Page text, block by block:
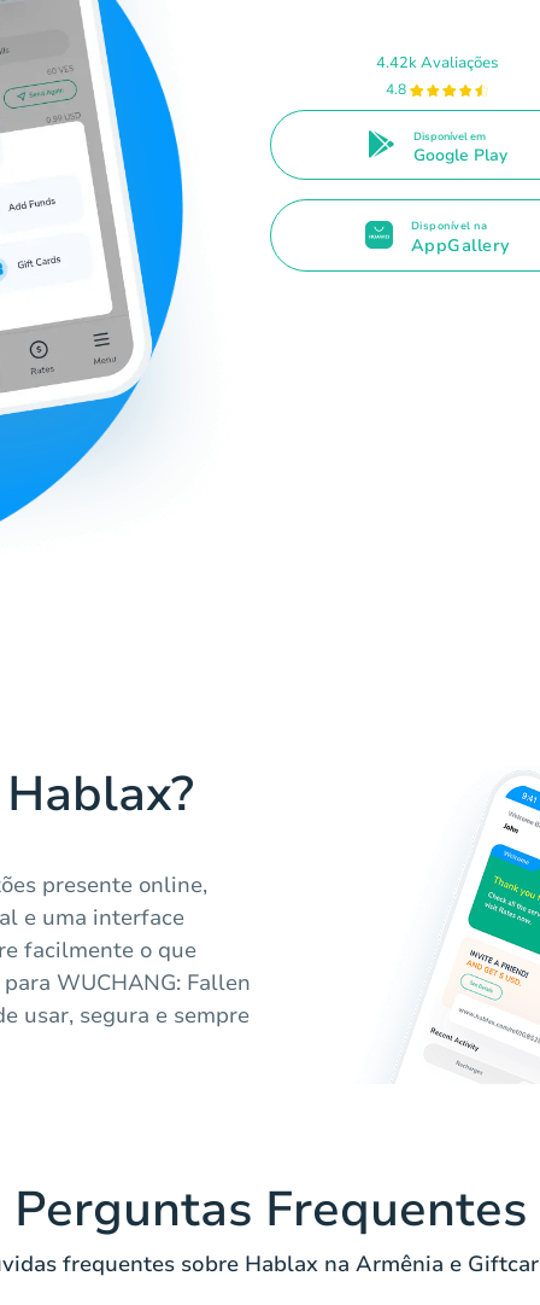
4.42k Avaliações
4.8
Disponível em
Google Play
Disponível na
AppGallery
presente online,
e uma interface
facilmente o que
WUCHANG: Fallen
usar, segura e sempre
Perguntas Frequentes
frequentes sobre Hablax na Armênia e